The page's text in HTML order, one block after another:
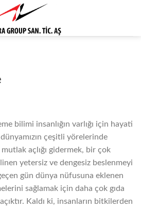
bilimi insanlığın varlığı için hayati
çeşitli yörelerinde
açlığı gidermek, bir çok
yetersiz ve dengesiz beslenmeyi
gün dünya nüfusuna eklenen
sağlamak için daha çok gıda
Kaldı ki, insanların bitkilerden